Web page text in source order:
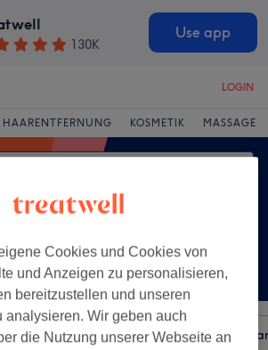
130K
Use app
LOGIN
HAARENTFERNUNG KOSMETIK MASSAGE
Beliebiger Preis Besonderheiten
Cookies und Cookies von
und Anzeigen zu personalisieren,
bereitzustellen und unseren
analysieren. Wir geben auch
die Nutzung unserer Webseite an